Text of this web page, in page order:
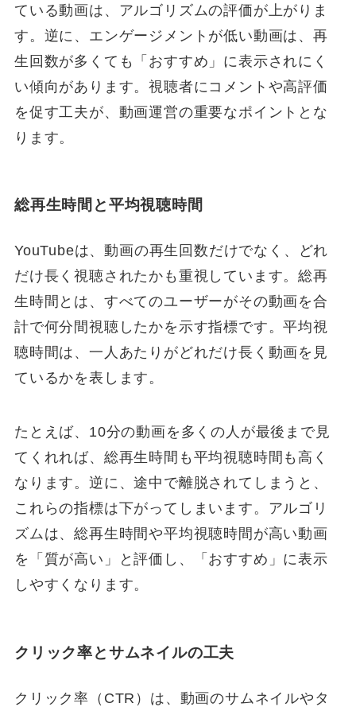
ている動画は、アルゴリズムの評価が上がりま
す。逆に、エンゲージメントが低い動画は、再
生回数が多くても「おすすめ」に表示されにく
い傾向があります。視聴者にコメントや高評価
を促す工夫が、動画運営の重要なポイントとな
ります。
総再生時間と平均視聴時間
YouTubeは、動画の再生回数だけでなく、どれ
だけ長く視聴されたかも重視しています。総再
生時間とは、すべてのユーザーがその動画を合
計で何分間視聴したかを示す指標です。平均視
聴時間は、一人あたりがどれだけ長く動画を見
ているかを表します。
たとえば、10分の動画を多くの人が最後まで見
てくれれば、総再生時間も平均視聴時間も高く
なります。逆に、途中で離脱されてしまうと、
これらの指標は下がってしまいます。アルゴリ
ズムは、総再生時間や平均視聴時間が高い動画
を「質が高い」と評価し、「おすすめ」に表示
しやすくなります。
クリック率とサムネイルの工夫
クリック率（CTR）は、動画のサムネイルやタ